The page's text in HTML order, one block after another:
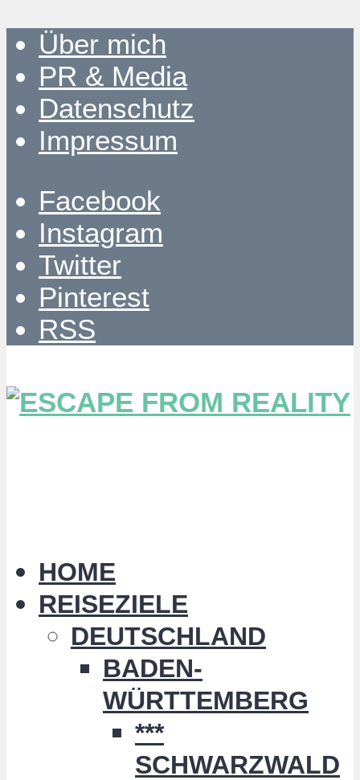
Über mich
PR & Media
Datenschutz
Impressum
Facebook
Instagram
Twitter
Pinterest
RSS
HOME
REISEZIELE
DEUTSCHLAND
BADEN-
WÜRTTEMBERG
***
SCHWARZWALD